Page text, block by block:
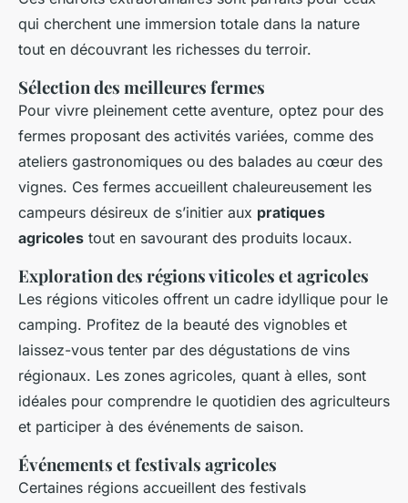
qui cherchent une immersion totale dans la nature
tout en découvrant les richesses du terroir.
Sélection des meilleures fermes
Pour vivre pleinement cette aventure, optez pour des
fermes proposant des activités variées, comme des
ateliers gastronomiques ou des balades au cœur des
vignes. Ces fermes accueillent chaleureusement les
campeurs désireux de s’initier aux pratiques
agricoles tout en savourant des produits locaux.
Exploration des régions viticoles et agricoles
Les régions viticoles offrent un cadre idyllique pour le
camping. Profitez de la beauté des vignobles et
laissez-vous tenter par des dégustations de vins
régionaux. Les zones agricoles, quant à elles, sont
idéales pour comprendre le quotidien des agriculteurs
et participer à des événements de saison.
Événements et festivals agricoles
Certaines régions accueillent des festivals